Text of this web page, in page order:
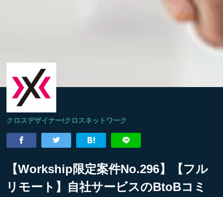
クロスデザイナー/クロスネットワーク
【Workship限定案件No.296】【フル
リモート】自社サービスのBtoBコミ